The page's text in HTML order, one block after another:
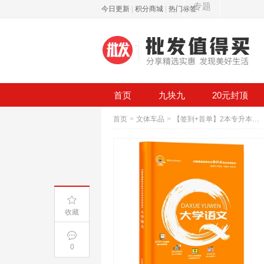
今日更新 积分商城 热门标签
首页 九块九 20元封顶
首页 > 文体车品 > 【签到+首单】2本专升本高考自考高等语文书
收藏
0
专题